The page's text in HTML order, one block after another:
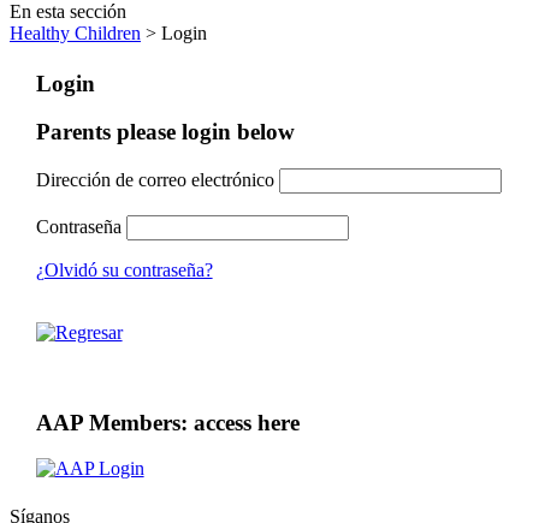
En esta sección
Healthy Children > Login
Login
Parents please login below
Dirección de correo electrónico
Contraseña
¿Olvidó su contraseña?
AAP Members: access here
Síganos